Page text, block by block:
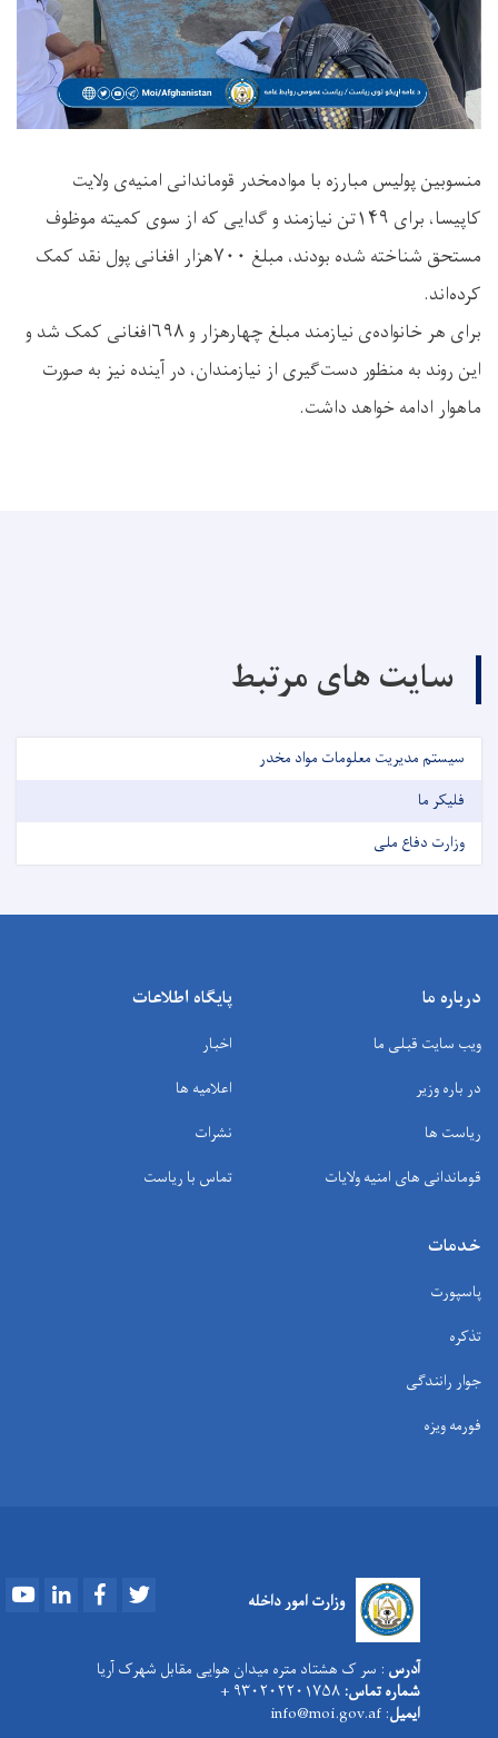
منسوبین پولیس مبارزه با موادمخدر قوماندانی امنیه‌ی ولایت
کاپیسا، برای ۱۴۹تن نیازمند و گدایی که از سوی کمیته موظوف
مستحق شناخته شده بودند، مبلغ ۷۰۰هزار افغانی پول نقد کمک
کرده‌اند.
برای هر خانواده‌ی نیازمند مبلغ چهارهزار و ۶۹۸افغانی کمک شد و
این روند به منظور دست‌گیری از نیازمندان، در آینده نیز به صورت
ماهوار ادامه خواهد داشت.
سایت های مرتبط
سیستم مدیریت معلومات مواد مخدر
فلیکر ما
وزارت دفاع ملی
درباره ما
ویب سایت قبلی ما
در باره وزیر
ریاست ها
قوماندانی های امنیه ولایات
پایگاه اطلاعات
اخبار
اعلامیه ها
نشرات
تماس با ریاست
خدمات
پاسپورت
تذکره
جوار رانندگی
فورمه ویزه
وزارت امور داخله YoutubeLinkedInFacebook
آدرس : سر ک هشتاد متره میدان هوایی مقابل شهرک آریا
شماره تماس:
ایمیل: info@moi.gov.af